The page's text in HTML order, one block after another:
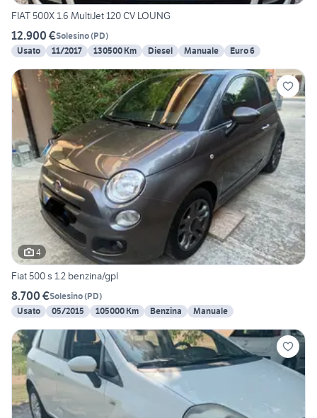
FIAT 500X 1.6 MultiJet 120 CV LOUNG
12.900 €Solesino(PD)
Usato
11/2017 130500 Km Diesel Manuale Euro 6
4
Fiat 500 s 1.2 benzina/gpl
8.700 €Solesino(PD)
Usato
05/2015 105000 Km Benzina Manuale